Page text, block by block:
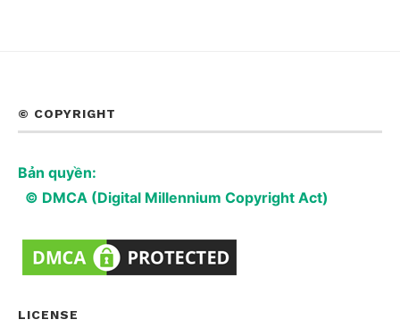
© COPYRIGHT
Bản quyền:
© DMCA (Digital Millennium Copyright Act)
LICENSE